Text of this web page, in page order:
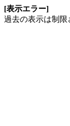
[表示エラー]
過去の表示は制